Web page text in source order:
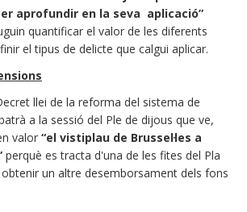
aprofundir en la seva aplicació”
quantificar el valor de les diferents
el tipus de delicte que calgui aplicar.
llei de la reforma del sistema de
a la sessió del Ple de dijous que ve,
valor “el vistiplau de Brussel·les a
perquè es tracta d'una de les fites del Pla
un altre desemborsament dels fons